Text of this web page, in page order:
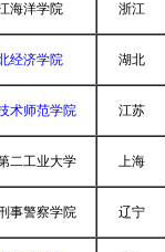
海洋学院 浙江
经济学院 湖北
术师范学院 江苏
二工业大学 上海
事警察学院 辽宁